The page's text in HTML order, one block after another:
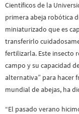
Científicos de la
primera abeja robótica
miniaturizado que es
transferirlo
fertilizarla. Este insecto
campo y su capacidad
alternativa” para hacer
mundial de abejas, ha
“El pasado verano